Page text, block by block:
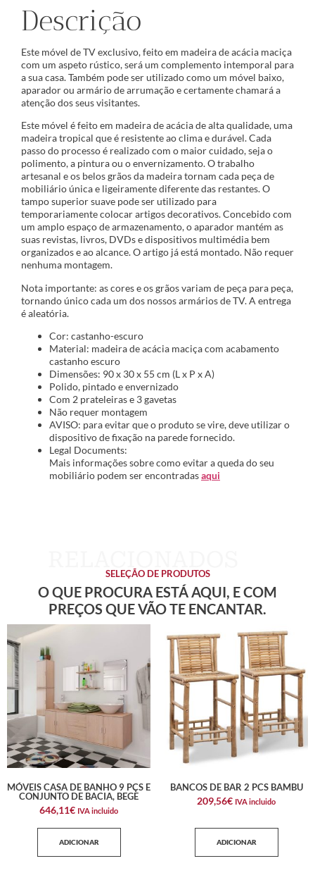
Descrição
Este móvel de TV exclusivo, feito em madeira de acácia maciça
com um aspeto rústico, será um complemento intemporal para
a sua casa. Também pode ser utilizado como um móvel baixo,
aparador ou armário de arrumação e certamente chamará a
atenção dos seus visitantes.
Este móvel é feito em madeira de acácia de alta qualidade, uma
madeira tropical que é resistente ao clima e durável. Cada
passo do processo é realizado com o maior cuidado, seja o
polimento, a pintura ou o envernizamento. O trabalho
artesanal e os belos grãos da madeira tornam cada peça de
mobiliário única e ligeiramente diferente das restantes. O
tampo superior suave pode ser utilizado para
temporariamente colocar artigos decorativos. Concebido com
um amplo espaço de armazenamento, o aparador mantém as
suas revistas, livros, DVDs e dispositivos multimédia bem
organizados e ao alcance. O artigo já está montado. Não requer
nenhuma montagem.
Nota importante: as cores e os grãos variam de peça para peça,
tornando único cada um dos nossos armários de TV. A entrega
é aleatória.
Cor: castanho-escuro
Material: madeira de acácia maciça com acabamento
castanho escuro
Dimensões: 90 x 30 x 55 cm (L x P x A)
Polido, pintado e envernizado
Com 2 prateleiras e 3 gavetas
Não requer montagem
AVISO: para evitar que o produto se vire, deve utilizar o
dispositivo de fixação na parede fornecido.
Legal Documents:
Mais informações sobre como evitar a queda do seu
mobiliário podem ser encontradasaqui
SELEÇÃO DE PRODUTOS
O QUE PROCURA ESTÁ AQUI, E COM
PREÇOS QUE VÃO TE ENCANTAR.
MÓVEIS CASA DE BANHO 9 PÇS E
CONJUNTO DE BACIA, BEGE
646,11€ IVA incluido
ADICIONAR
BANCOS DE BAR 2 PCS BAMBU
209,56€ IVA incluido
ADICIONAR